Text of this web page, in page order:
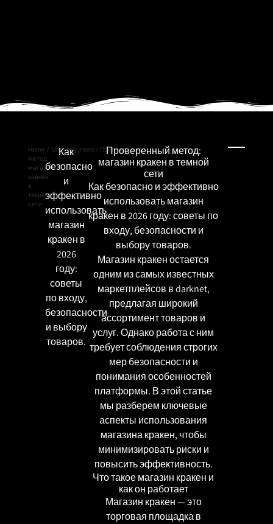
Home / Uncategorized / Проверенный
метод:
магазин
кракен
в
темной
сети
Как
безопасно
и
эффективно
использовать
магазин
кракен в
2026
году:
советы
по входу,
безопасности
и выбору
товаров.
Проверенный метод:
магазин кракен в темной
сети
Как безопасно и эффективно
использовать магазин
кракен в 2026 году: советы по
входу, безопасности и
выбору товаров.
Магазин кракен остается
одним из самых известных
маркетплейсов в darknet,
предлагая широкий
ассортимент товаров и
услуг. Однако работа с ним
требует соблюдения строгих
мер безопасности и
понимания особенностей
платформы. В этой статье
мы разберем ключевые
аспекты использования
магазина кракен, чтобы
минимизировать риски и
повысить эффективность.
Что такое магазин кракен и
как он работает
Магазин кракен — это
торговая площадка в